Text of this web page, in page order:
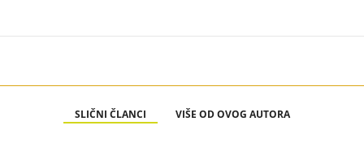
SLIČNI ČLANCI VIŠE OD OVOG AUTORA